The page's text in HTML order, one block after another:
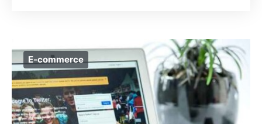
E-commerce